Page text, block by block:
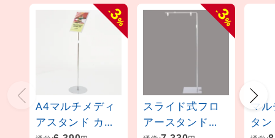
-
3
%
A4マルチメディ
アスタンド カラ
-
3
%
スライド式フロ
アースタンド
マ
タ